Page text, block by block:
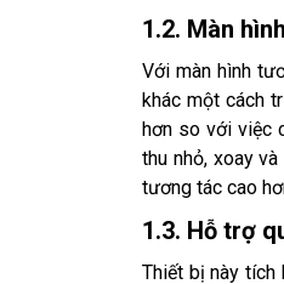
1.2. Màn
Với màn hình
khác một cách
hơn so với việc
thu nhỏ, xoay
tương tác cao
1.3. Hỗ trợ
Thiết bị này tích